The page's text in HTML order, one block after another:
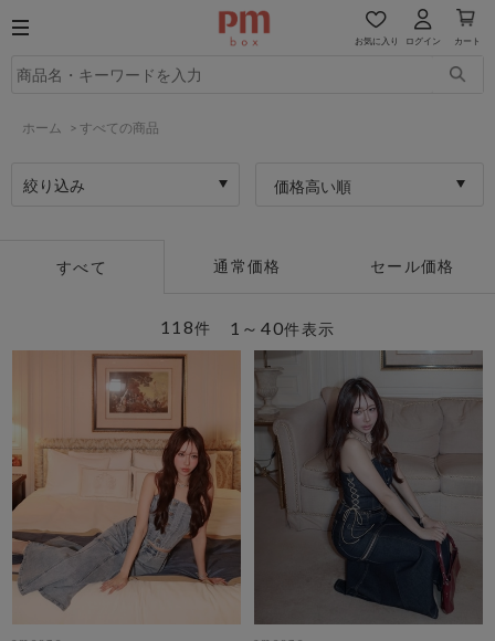
お気に入り ログイン カート
ホーム > すべての商品
絞り込み 価格高い順
すべて 通常価格 セール価格
1～40件表示
118件